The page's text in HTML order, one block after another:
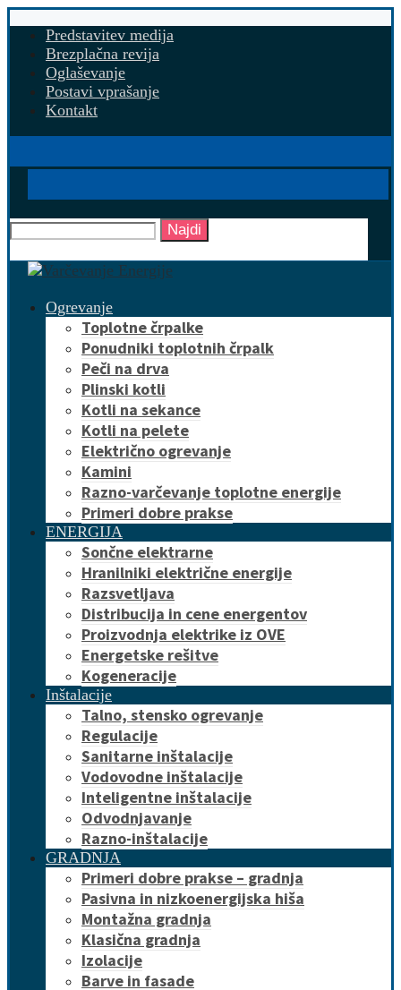
Predstavitev medija
Brezplačna revija
Oglaševanje
Postavi vprašanje
Kontakt
Najdi
Ogrevanje
Toplotne črpalke
Ponudniki toplotnih črpalk
Peči na drva
Plinski kotli
Kotli na sekance
Kotli na pelete
Električno ogrevanje
Kamini
Razno-varčevanje toplotne energije
Primeri dobre prakse
ENERGIJA
Sončne elektrarne
Hranilniki električne energije
Razsvetljava
Distribucija in cene energentov
Proizvodnja elektrike iz OVE
Energetske rešitve
Kogeneracije
Inštalacije
Talno, stensko ogrevanje
Regulacije
Sanitarne inštalacije
Vodovodne inštalacije
Inteligentne inštalacije
Odvodnjavanje
Razno-inštalacije
GRADNJA
Primeri dobre prakse – gradnja
Pasivna in nizkoenergijska hiša
Montažna gradnja
Klasična gradnja
Izolacije
Barve in fasade